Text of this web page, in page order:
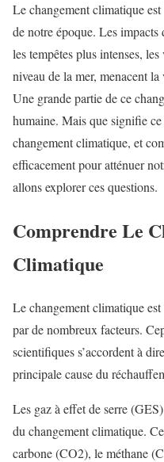
Le changement climatique
de notre époque. Les
les tempêtes plus intenses,
niveau de la mer, menacent
Une grande partie de ce
humaine. Mais que signifie
changement climatique, et
efficacement pour atténuer
allons explorer ces questions.
Comprendre Le
Climatique
Le changement climatique
par de nombreux facteurs.
scientifiques s’accordent à
principale cause du
Les gaz à effet de serre
du changement climatique.
carbone (CO2), le méthane